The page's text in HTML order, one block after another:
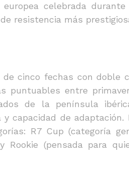
celebrada
resistencia más
cinco fechas con doble
puntuables entre
de la península
capacidad de
R7 Cup (categoría
(pensada para